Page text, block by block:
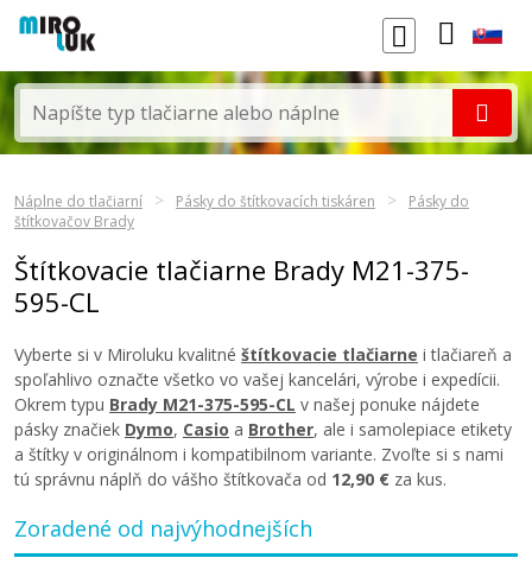
Náplne do tlačiarní Pásky do štítkovacích tiskáren
Pásky do
štítkovačov Brady
Štítkovacie tlačiarne Brady M21-375-
595-CL
Vyberte si v Miroluku kvalitné štítkovacie tlačiarne i tlačiareň a
spoľahlivo označte všetko vo vašej kancelári, výrobe i expedícii.
Okrem typu Brady M21-375-595-CL v našej ponuke nájdete
pásky značiek Dymo, Casio a Brother, ale i samolepiace etikety
a štítky v originálnom i kompatibilnom variante. Zvoľte si s nami
tú správnu náplň do vášho štítkovača od 12,90 € za kus.
Zoradené od najvýhodnejších